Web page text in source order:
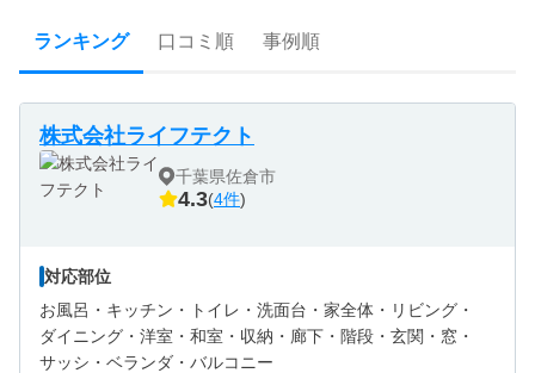
ランキング 口コミ順 事例順
株式会社ライフテクト
千葉県佐倉市
4.3(4件)
対応部位
お風呂・ キッチン・ トイレ・ 洗面台・ 家全体・ リビング・
ダイニング・ 洋室・ 和室・ 収納・ 廊下・ 階段・ 玄関・ 窓・
サッシ・ ベランダ・バルコニー